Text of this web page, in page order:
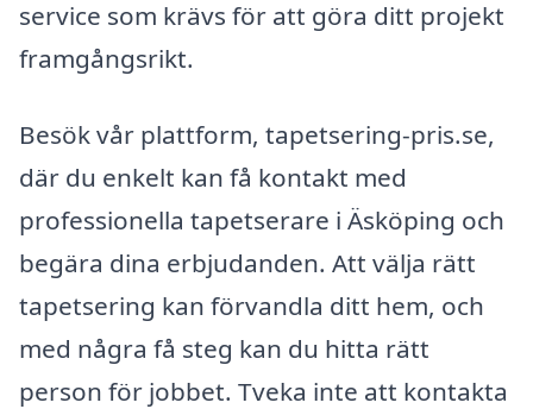
service som krävs för att göra ditt projekt
framgångsrikt.
Besök vår plattform, tapetsering-pris.se,
där du enkelt kan få kontakt med
professionella tapetserare i Äsköping och
begära dina erbjudanden. Att välja rätt
tapetsering kan förvandla ditt hem, och
med några få steg kan du hitta rätt
person för jobbet. Tveka inte att kontakta